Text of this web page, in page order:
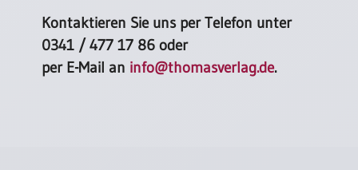
Kontaktieren Sie uns per Telefon unter
0341 / 477 17 86 oder
per E-Mail an info@thomasverlag.de.